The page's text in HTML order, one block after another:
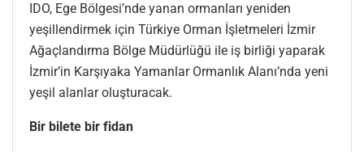
IDO, Ege Bölgesi’nde yanan ormanları yeniden
yeşillendirmek için Türkiye Orman İşletmeleri İzmir
Ağaçlandırma Bölge Müdürlüğü ile iş birliği yaparak
İzmir’in Karşıyaka Yamanlar Ormanlık Alanı’nda yeni
yeşil alanlar oluşturacak.
Bir bilete bir fidan